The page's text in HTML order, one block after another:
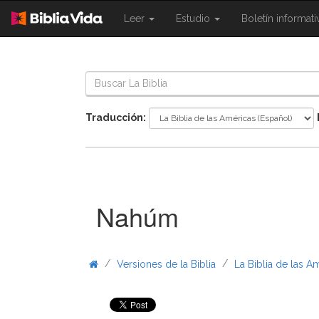
Leer
{{
Estudio
{{
Boletín
Traducción:
Nahúm
/ Versiones de la Biblia / La Biblia de las